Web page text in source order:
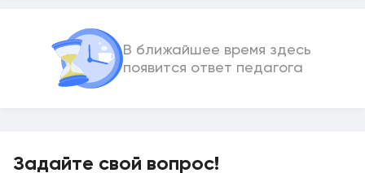
В ближайшее время здесь
появится ответ педагога
Задайте свой вопрос!